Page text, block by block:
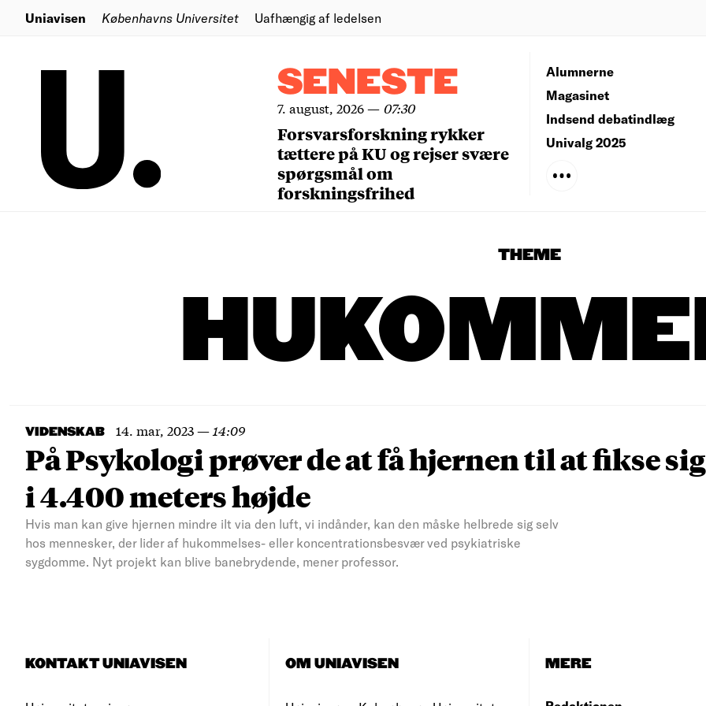
Uniavisen Københavns Universitet Uafhængig af ledelsen
SENESTE
7. august, 2026— 07:30
Forsvarsforskning rykker
tættere på KU og rejser svære
spørgsmål om
forskningsfrihed
Alumnerne
Magasinet
Indsend debatindlæg
Univalg 2025
THEME
VIDENSKAB 14. mar, 2023— 14:09
På Psykologi prøver de at få hjernen til at fikse
i 4.400 meters højde
Hvis man kan give hjernen mindre ilt via den luft, vi indånder, kan den måske helbrede sig selv
hos mennesker, der lider af hukommelses- eller koncentrationsbesvær ved psykiatriske
sygdomme. Nyt projekt kan blive banebrydende, mener professor.
KONTAKT UNIAVISEN OM UNIAVISEN MERE